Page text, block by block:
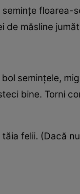
floarea-
de măsline
seminţele,
bine. Torni
felii. (Dacă